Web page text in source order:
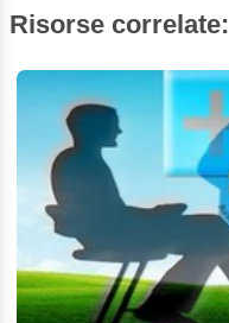
Risorse correlate: